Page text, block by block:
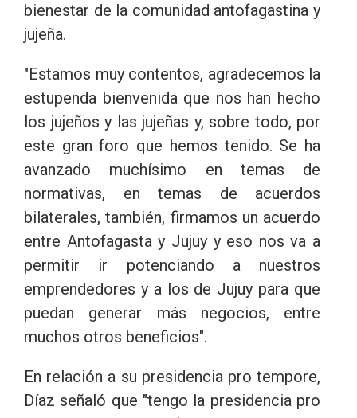
bienestar de la comunidad antofagastina y
jujeña.
"Estamos muy contentos, agradecemos la
estupenda bienvenida que nos han hecho
los jujeños y las jujeñas y, sobre todo, por
este gran foro que hemos tenido. Se ha
avanzado muchísimo en temas de
normativas, en temas de acuerdos
bilaterales, también, firmamos un acuerdo
entre Antofagasta y Jujuy y eso nos va a
permitir ir potenciando a nuestros
emprendedores y a los de Jujuy para que
puedan generar más negocios, entre
muchos otros beneficios".
En relación a su presidencia pro tempore,
Díaz señaló que "tengo la presidencia pro